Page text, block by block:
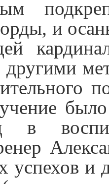
и
другими
в
успехов и